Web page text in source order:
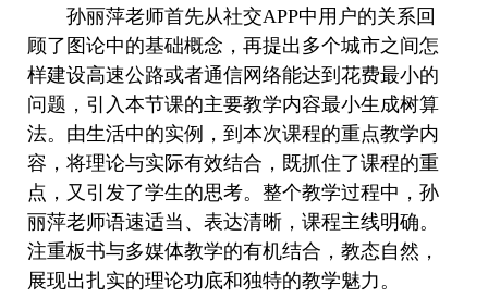
孙丽萍老师首先从社交APP中用户的关系回
顾了图论中的基础概念，再提出多个城市之间怎
样建设高速公路或者通信网络能达到花费最小的
问题，引入本节课的主要教学内容最小生成树算
法。由生活中的实例，到本次课程的重点教学内
容，将理论与实际有效结合，既抓住了课程的重
点，又引发了学生的思考。整个教学过程中，孙
丽萍老师语速适当、表达清晰，课程主线明确。
注重板书与多媒体教学的有机结合，教态自然，
展现出扎实的理论功底和独特的教学魅力。